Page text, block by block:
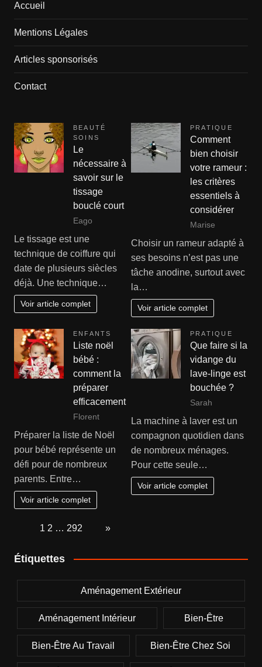
Accueil
Mentions Légales
Articles sponsorisés
Contact
BEAUTÉ
SOINS
Le
nécessaire à
savoir sur le
tissage
bouclé court
Eago
Le tissage est une
technique de coiffure qui
date de plusieurs siècles
déjà. Une technique…
Voir article complet
PRATIQUE
Comment
bien choisir
votre rameur :
les critères
essentiels à
considérer
Marise
Choisir un rameur adapté à
ses besoins n’est pas une
tâche anodine, surtout avec
la…
Voir article complet
ENFANTS
Liste noël
bébé :
comment la
préparer
efficacement
Florent
Préparer la liste de Noël
pour bébé représente un
défi pour de nombreux
parents. Entre…
Voir article complet
PRATIQUE
Que faire si la
vidange du
lave-linge est
bouchée ?
Sarah
La machine à laver est un
compagnon quotidien dans
de nombreux ménages.
Pour cette seule…
Voir article complet
1 2 … 292 »
Étiquettes
Aménagement Extérieur
Aménagement Intérieur Bien-Être
Bien-Être Au Travail Bien-Être Chez Soi